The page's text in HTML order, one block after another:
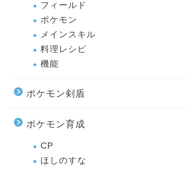
フィールド
ポケモン
メインスキル
料理レシピ
機能
ポケモン剣盾
ポケモン育成
CP
ほしのすな